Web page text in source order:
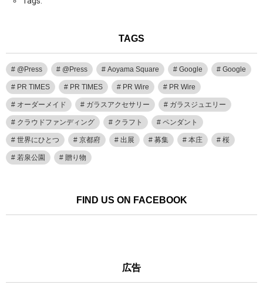
TAGS
@Press @Press Aoyama Square Google Google
PR TIMES PR TIMES PR Wire PR Wire
オーダーメイド ガラスアクセサリー ガラスジュエリー
クラウドファンディング クラフト ペンダント
世界にひとつ 京都府 出展 募集 本庄 桜
若泉公園 贈り物
FIND US ON FACEBOOK
広告